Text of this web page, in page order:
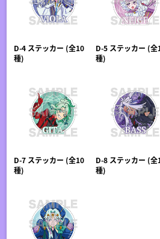
D-4 ステッカー (全10
種)
D-5 ステッカー (全
種)
D-7 ステッカー (全10
種)
D-8 ステッカー (全
種)